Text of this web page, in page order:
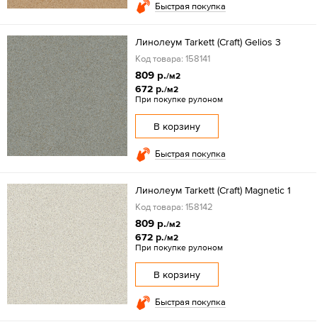
Быстрая покупка
Линолеум Tarkett (Craft) Gelios 3
Код товара: 158141
809 р./м2
672 р./м2
При покупке рулоном
В корзину
Быстрая покупка
Линолеум Tarkett (Craft) Magnetic 1
Код товара: 158142
809 р./м2
672 р./м2
При покупке рулоном
В корзину
Быстрая покупка